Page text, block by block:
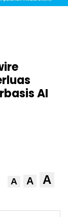
AI
A A A